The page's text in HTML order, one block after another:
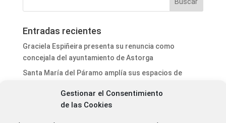
Gestionar el Consentimiento
de las Cookies
Entradas recientes
Graciela Espiñeira presenta su renuncia como
concejala del ayuntamiento de Astorga
Santa María del Páramo amplía sus espacios de
biosaludables